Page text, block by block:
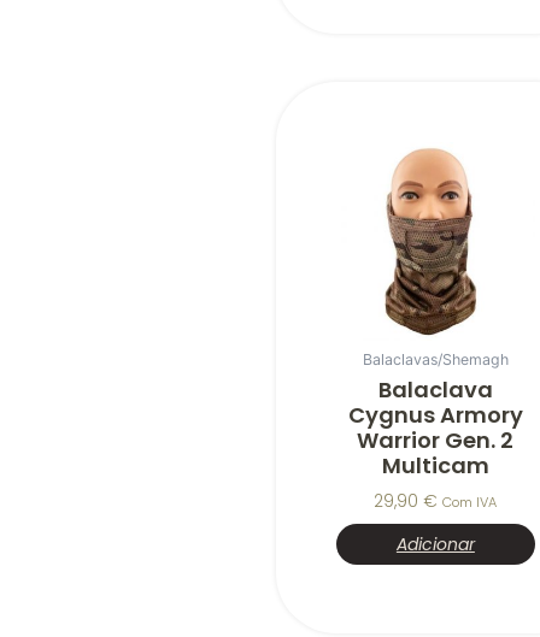
Balaclavas/Shemagh
Balaclava
Cygnus Armory
Warrior Gen. 2
Multicam
29,90€ Com IVA
Adicionar